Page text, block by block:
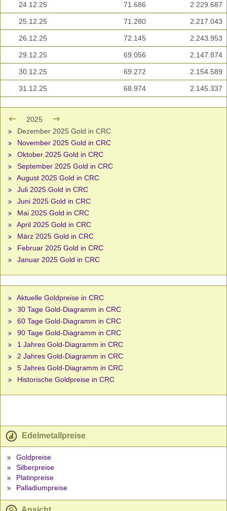
24.12.25 71.686 2.229.687
25.12.25 71.280 2.217.043
26.12.25 72.145 2.243.953
29.12.25 69.056 2.147.874
30.12.25 69.272 2.154.589
31.12.25 68.974 2.145.337
2025
Dezember 2025 Gold in CRC
November 2025 Gold in CRC
Oktober 2025 Gold in CRC
September 2025 Gold in CRC
August 2025 Gold in CRC
Juli 2025 Gold in CRC
Juni 2025 Gold in CRC
Mai 2025 Gold in CRC
April 2025 Gold in CRC
März 2025 Gold in CRC
Februar 2025 Gold in CRC
Januar 2025 Gold in CRC
Aktuelle Goldpreise in CRC
30 Tage Gold-Diagramm in CRC
60 Tage Gold-Diagramm in CRC
90 Tage Gold-Diagramm in CRC
1 Jahres Gold-Diagramm in CRC
2 Jahres Gold-Diagramm in CRC
5 Jahres Gold-Diagramm in CRC
Historische Goldpreise in CRC
Edelmetallpreise
Goldpreise
Silberpreise
Platinpreise
Palladiumpreise